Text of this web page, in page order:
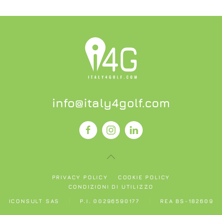
info@italy4golf.com
PRIVACY POLICY
COOKIE POLICY
CONDIZIONI DI UTILIZZO
ICONSULT SAS P.I. 00296590177 REA BS-182609